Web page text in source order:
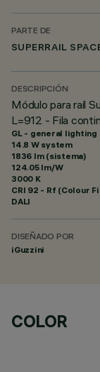
PARTE DE
SUPERRAIL
DESCRIPCIÓN
Módulo para raíl
L=912 - Fila
GL - general lighting
14.8 W system
1836 lm (sistema)
124.05 lm/W
3000 K
CRI 92 - Rf (Colour
DALI
DISEÑADO POR
iGuzzini
COLOR